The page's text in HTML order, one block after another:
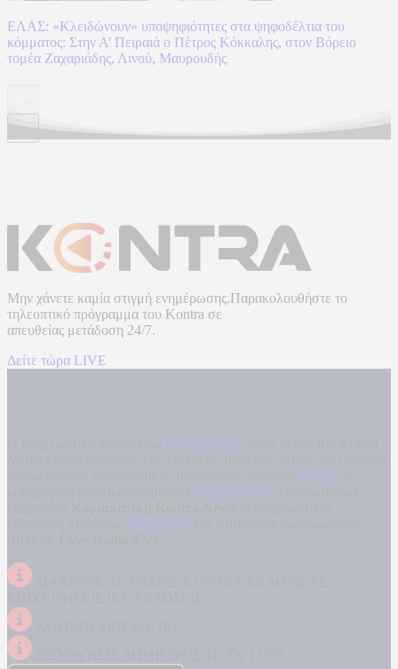
ΕΛΑΣ: «Κλειδώνουν» υποψηφιότητες στα ψηφοδέλτια του
κόμματος: Στην Α’ Πειραιά ο Πέτρος Κόκκαλης, στον Βόρειο
τομέα Ζαχαριάδης, Λινού, Μαυρουδής
Μην χάνετε καμία στιγμή ενημέρωσης.Παρακολουθήστε το
τηλεοπτικό πρόγραμμα του Kontra σε
απευθείας μετάδοση 24/7.
Δείτε τώρα LIVE
kontranews.gr
Kontra
Kontra News
Filathlos.gr